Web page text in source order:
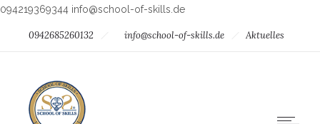
094219369344 info@school-of-skills.de
0942685260132 info@school-of-skills.de Aktuelles